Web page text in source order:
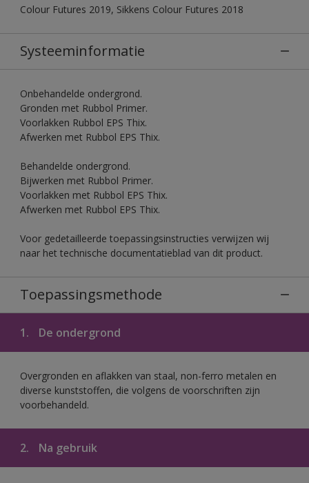
Colour Futures 2019, Sikkens Colour Futures 2018
Systeeminformatie
Onbehandelde ondergrond.
Gronden met Rubbol Primer.
Voorlakken Rubbol EPS Thix.
Afwerken met Rubbol EPS Thix.
Behandelde ondergrond.
Bijwerken met Rubbol Primer.
Voorlakken met Rubbol EPS Thix.
Afwerken met Rubbol EPS Thix.
Voor gedetailleerde toepassingsinstructies verwijzen wij
naar het technische documentatieblad van dit product.
Toepassingsmethode
1. De ondergrond
Overgronden en aflakken van staal, non-ferro metalen en
diverse kunststoffen, die volgens de voorschriften zijn
voorbehandeld.
2. Na gebruik